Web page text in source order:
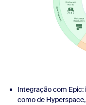
Integração com Epic:
como de